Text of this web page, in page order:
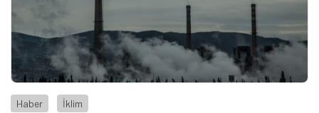
Haber İklim